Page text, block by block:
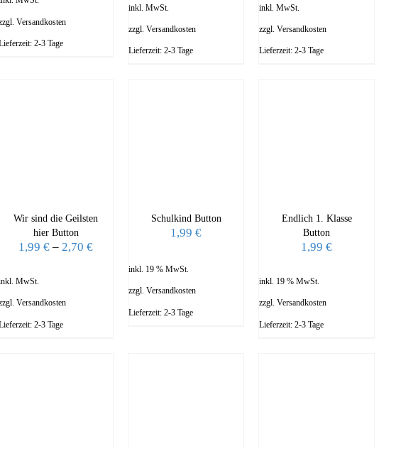
Versandkosten
2-3 Tage
inkl. MwSt.
zzgl.Versandkosten
Lieferzeit:2-3 Tage
inkl. MwSt.
zzgl.Versandkosten
Lieferzeit:2-3 Tage
Wir sind die Geilsten
hier Button
1,99€ –2,70€
MwSt.
Versandkosten
2-3 Tage
Schulkind Button
1,99€
inkl. 19 % MwSt.
zzgl.Versandkosten
Lieferzeit:2-3 Tage
Endlich 1. Klasse
Button
1,99€
inkl. 19 % MwSt.
zzgl.Versandkosten
Lieferzeit:2-3 Tage